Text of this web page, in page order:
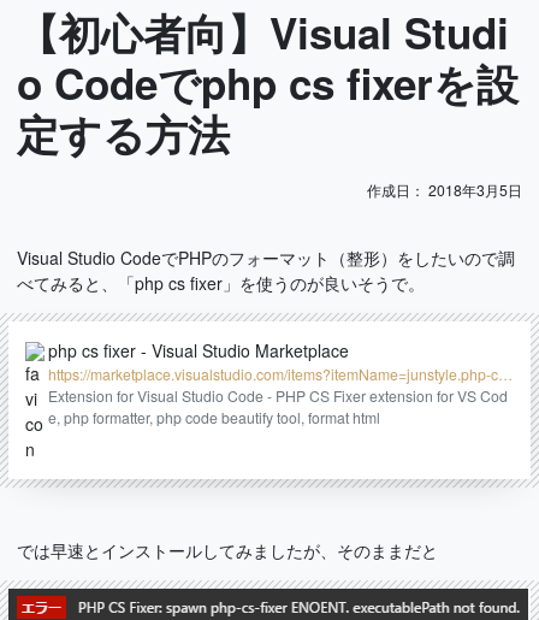
【初心者向】Visual Studi
o Codeでphp cs fixerを設
定する方法
作成日： 2018年3月5日
Visual Studio CodeでPHPのフォーマット（整形）をしたいので調
べてみると、「php cs fixer」を使うのが良いそうで。
php cs fixer - Visual Studio Marketplace
https://marketplace.visualstudio.com/items?itemName=junstyle.php-cs-
fixer
Extension for Visual Studio Code - PHP CS Fixer extension for VS Cod
e, php formatter, php code beautify tool, format html
では早速とインストールしてみましたが、そのままだと